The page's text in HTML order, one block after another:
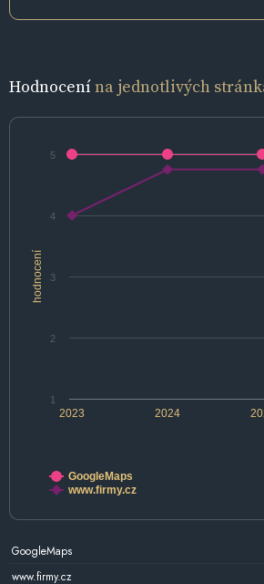
Hodnocenína jednotlivých
hodnocení
2024
2023
1
2
3
4
5
GoogleMaps
www.firmy.cz
GoogleMaps
www.firmy.cz